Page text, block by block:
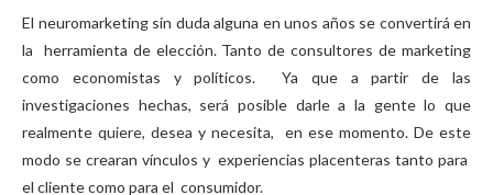
El neuromarketing sin duda alguna en unos años se convertirá en
la herramienta de elección. Tanto de consultores de marketing
como economistas y políticos. Ya que a partir de las
investigaciones hechas, será posible darle a la gente lo que
realmente quiere, desea y necesita, en ese momento. De este
modo se crearan vínculos y experiencias placenteras tanto para
el cliente como para el consumidor.